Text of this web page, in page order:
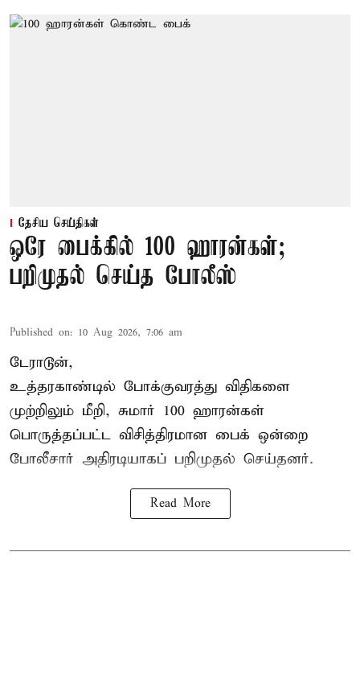
தேசிய செய்திகள்
ஒரே பைக்கில் 100 ஹாரன்கள்;
பறிமுதல் செய்த போலீஸ்
Published on: 10 Aug 2026, 7:06 am
டேராடூன்,
உத்தரகாண்டில் போக்குவரத்து விதிகளை
முற்றிலும் மீறி, சுமார் 100 ஹாரன்கள்
பொருத்தப்பட்ட விசித்திரமான பைக் ஒன்றை
போலீசார் அதிரடியாகப் பறிமுதல் செய்தனர்.
Read More